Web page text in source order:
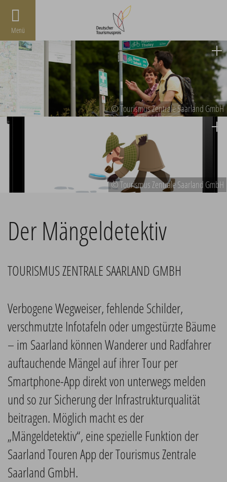
Menü
© Tourismus Zentrale Saarland GmbH
© Tourismus Zentrale Saarland GmbH
Der Mängeldetektiv
TOURISMUS ZENTRALE SAARLAND GMBH
Verbogene Wegweiser, fehlende Schilder,
verschmutzte Infotafeln oder umgestürzte Bäume
– im Saarland können Wanderer und Radfahrer
auftauchende Mängel auf ihrer Tour per
Smartphone-App direkt von unterwegs melden
und so zur Sicherung der Infrastrukturqualität
beitragen. Möglich macht es der
„Mängeldetektiv“, eine spezielle Funktion der
Saarland Touren App der Tourismus Zentrale
Saarland GmbH.